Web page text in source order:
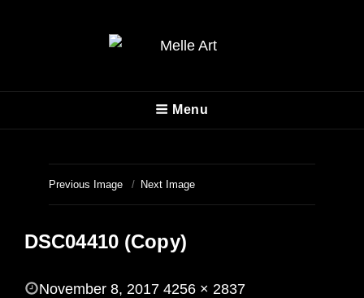
MELLE ART
Menu
Previous Image Next Image
DSC04410 (Copy)
POSTED
November 8, 2017 4256 × 2837